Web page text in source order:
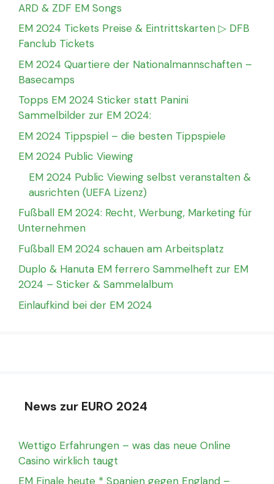
ARD & ZDF EM Songs
EM 2024 Tickets Preise & Eintrittskarten ▷ DFB
Fanclub Tickets
EM 2024 Quartiere der Nationalmannschaften –
Basecamps
Topps EM 2024 Sticker statt Panini
Sammelbilder zur EM 2024:
EM 2024 Tippspiel – die besten Tippspiele
EM 2024 Public Viewing
EM 2024 Public Viewing selbst veranstalten &
ausrichten (UEFA Lizenz)
Fußball EM 2024: Recht, Werbung, Marketing für
Unternehmen
Fußball EM 2024 schauen am Arbeitsplatz
Duplo & Hanuta EM ferrero Sammelheft zur EM
2024 – Sticker & Sammelalbum
Einlaufkind bei der EM 2024
News zur EURO 2024
Wettigo Erfahrungen – was das neue Online
Casino wirklich taugt
EM Finale heute * Spanien gegen England –